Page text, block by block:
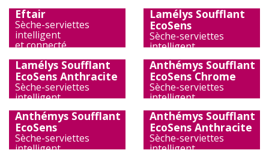
Eftair
Sèche-serviettes
intelligent
et connecté
Lamélys Soufflant
EcoSens
Sèche-serviettes
intelligent
Lamélys Soufflant
EcoSens Anthracite
Sèche-serviettes
intelligent
Anthémys Soufflant
EcoSens Chrome
Sèche-serviettes
intelligent
Anthémys Soufflant
EcoSens
Sèche-serviettes
intelligent
Anthémys Soufflant
EcoSens Anthracite
Sèche-serviettes
intelligent